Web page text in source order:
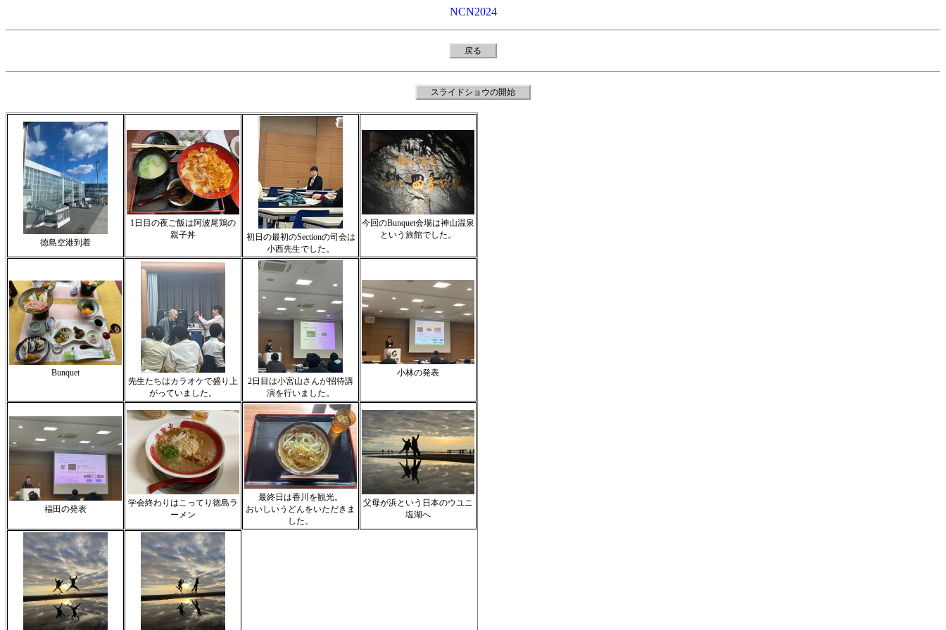
NCN2024
戻る
スライドショウの開始
徳島空港到着
1日目の夜ご飯は阿波尾鶏の
親子丼
初日の最初のSectionの司会は
小西先生でした。
今回のBunquet会場は神山温泉
という旅館でした。
Bunquet
先生たちはカラオケで盛り上
がっていました。
2日目は小宮山さんが招待講
演を行いました。
小林の発表
福田の発表
学会終わりはこってり徳島ラ
ーメン
最終日は香川を観光。
おいしいうどんをいただきま
した。
父母が浜という日本のウユニ
塩湖へ